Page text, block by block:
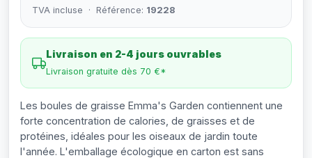
TVA incluse · Référence: 19228
Livraison en 2-4 jours ouvrables
Livraison gratuite dès 70 €*
Les boules de graisse Emma's Garden contiennent une
forte concentration de calories, de graisses et de
protéines, idéales pour les oiseaux de jardin toute
l'année. L'emballage écologique en carton est sans